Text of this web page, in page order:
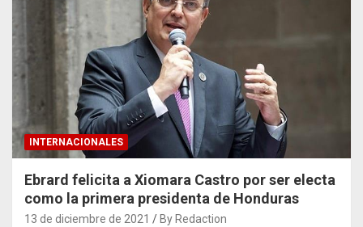
INTERNACIONALES
Ebrard felicita a Xiomara Castro por ser electa
como la primera presidenta de Honduras
13 de diciembre de 2021 By Redaction